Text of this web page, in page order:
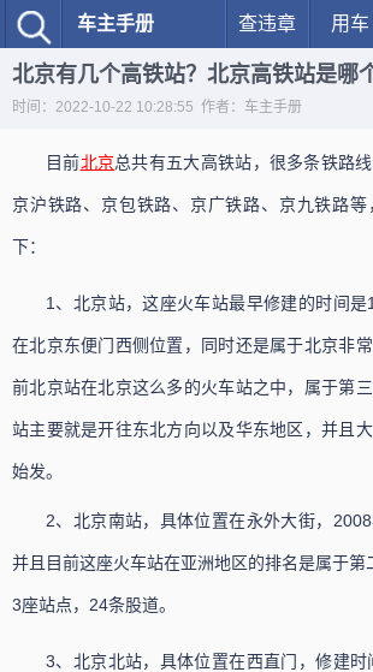
车主手册 查违章 用车
北京有几个高铁站？北京高铁站是哪
时间：2022-10-22 10:28:55 作者：车主手册
目前北京总共有五大高铁站，很多条铁路
京沪铁路、京包铁路、京广铁路、京九铁路
下：
1、北京站，这座火车站最早修建的时间
在北京东便门西侧位置，同时还是属于北京非
前北京站在北京这么多的火车站之中，属于第
站主要就是开往东北方向以及华东地区，并且
始发。
2、北京南站，具体位置在永外大街，2008
并且目前这座火车站在亚洲地区的排名是属于第
3座站点，24条股道。
3、北京北站，具体位置在西直门，修建